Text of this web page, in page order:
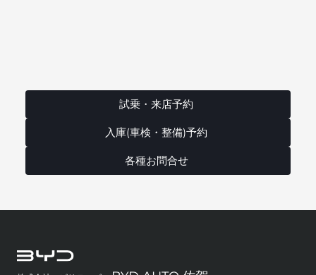
試乗・来店予約
入庫(車検・整備)予約
各種お問合せ